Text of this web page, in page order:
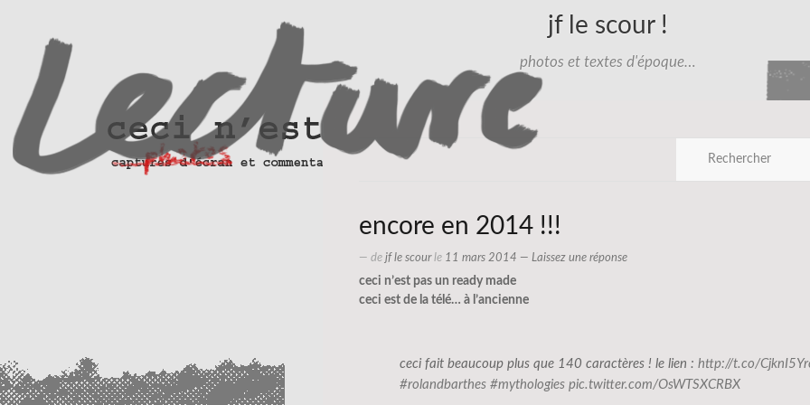
jf le scour !
photos et textes d'époque…
encore en 2014 !!!
— de jf le scourle 11 mars 2014 — Laissez une réponse
ceci n’est pas un ready made
ceci est de la télé… à l’ancienne
ceci fait beaucoup plus que 140 caractères ! le lien : http://t.co/
#rolandbarthes #mythologies pic.twitter.com/OsWTSXCRBX